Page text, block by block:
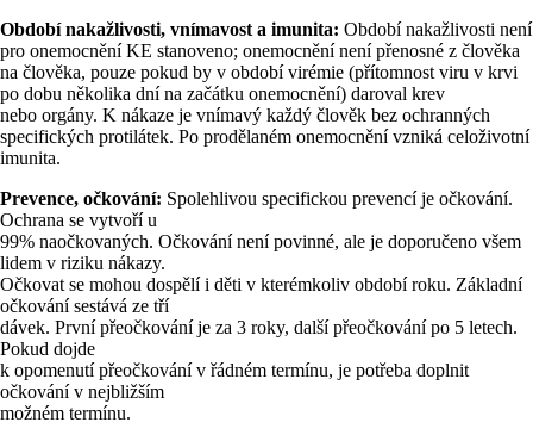
Období nakažlivosti, vnímavost a imunita: Období nakažlivosti není
pro onemocnění KE stanoveno; onemocnění není přenosné z člověka
na člověka, pouze pokud by v období virémie (přítomnost viru v krvi
po dobu několika dní na začátku onemocnění) daroval krev
nebo orgány. K nákaze je vnímavý každý člověk bez ochranných
specifických protilátek. Po prodělaném onemocnění vzniká celoživotní
imunita.
Prevence, očkování: Spolehlivou specifickou prevencí je očkování.
Ochrana se vytvoří u
99% naočkovaných. Očkování není povinné, ale je doporučeno všem
lidem v riziku nákazy.
Očkovat se mohou dospělí i děti v kterémkoliv období roku. Základní
očkování sestává ze tří
dávek. První přeočkování je za 3 roky, další přeočkování po 5 letech.
Pokud dojde
k opomenutí přeočkování v řádném termínu, je potřeba doplnit
očkování v nejbližším
možném termínu.